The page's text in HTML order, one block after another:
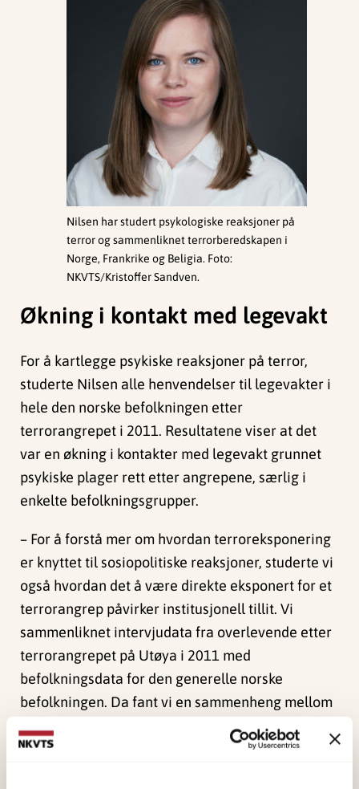
Nilsen har studert psykologiske reaksjoner på
terror og sammenliknet terrorberedskapen i
Norge, Frankrike og Beligia. Foto:
NKVTS/Kristoffer Sandven.
Økning i kontakt med legevakt
For å kartlegge psykiske reaksjoner på terror,
studerte Nilsen alle henvendelser til legevakter i
hele den norske befolkningen etter
terrorangrepet i 2011. Resultatene viser at det
var en økning i kontakter med legevakt grunnet
psykiske plager rett etter angrepene, særlig i
enkelte befolkningsgrupper.
– For å forstå mer om hvordan terroreksponering
er knyttet til sosiopolitiske reaksjoner, studerte vi
også hvordan det å være direkte eksponert for et
terrorangrep påvirker institusjonell tillit. Vi
sammenliknet intervjudata fra overlevende etter
terrorangrepet på Utøya i 2011 med
befolkningsdata for den generelle norske
befolkningen. Da fant vi en sammenheng mellom
psykiske helseplager og lavere institusjonell tillit
hos de direkte berørte. Samtidig fant vi at de